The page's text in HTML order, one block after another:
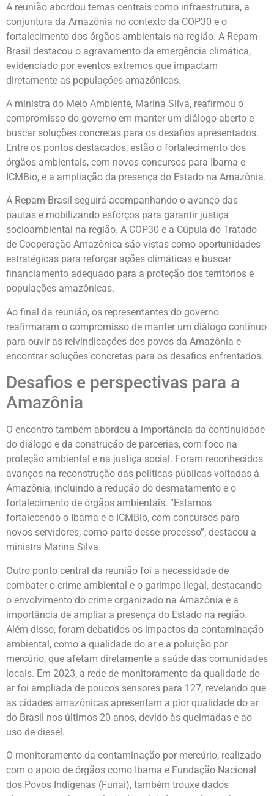
A reunião abordou temas centrais como infraestrutura, a
conjuntura da Amazônia no contexto da COP30 e o
fortalecimento dos órgãos ambientais na região. A Repam-
Brasil destacou o agravamento da emergência climática,
evidenciado por eventos extremos que impactam
diretamente as populações amazônicas.
A ministra do Meio Ambiente, Marina Silva, reafirmou o
compromisso do governo em manter um diálogo aberto e
buscar soluções concretas para os desafios apresentados.
Entre os pontos destacados, estão o fortalecimento dos
órgãos ambientais, com novos concursos para Ibama e
ICMBio, e a ampliação da presença do Estado na Amazônia.
A Repam-Brasil seguirá acompanhando o avanço das
pautas e mobilizando esforços para garantir justiça
socioambiental na região. A COP30 e a Cúpula do Tratado
de Cooperação Amazônica são vistas como oportunidades
estratégicas para reforçar ações climáticas e buscar
financiamento adequado para a proteção dos territórios e
populações amazônicas.
Ao final da reunião, os representantes do governo
reafirmaram o compromisso de manter um diálogo contínuo
para ouvir as reivindicações dos povos da Amazônia e
encontrar soluções concretas para os desafios enfrentados.
Desafios e perspectivas para a
Amazônia
O encontro também abordou a importância da continuidade
do diálogo e da construção de parcerias, com foco na
proteção ambiental e na justiça social. Foram reconhecidos
avanços na reconstrução das políticas públicas voltadas à
Amazônia, incluindo a redução do desmatamento e o
fortalecimento de órgãos ambientais. “Estamos
fortalecendo o Ibama e o ICMBio, com concursos para
novos servidores, como parte desse processo”, destacou a
ministra Marina Silva.
Outro ponto central da reunião foi a necessidade de
combater o crime ambiental e o garimpo ilegal, destacando
o envolvimento do crime organizado na Amazônia e a
importância de ampliar a presença do Estado na região.
Além disso, foram debatidos os impactos da contaminação
ambiental, como a qualidade do ar e a poluição por
mercúrio, que afetam diretamente a saúde das comunidades
locais. Em 2023, a rede de monitoramento da qualidade do
ar foi ampliada de poucos sensores para 127, revelando que
as cidades amazônicas apresentam a pior qualidade do ar
do Brasil nos últimos 20 anos, devido às queimadas e ao
uso de diesel.
O monitoramento da contaminação por mercúrio, realizado
com o apoio de órgãos como Ibama e Fundação Nacional
dos Povos Indígenas (Funai), também trouxe dados